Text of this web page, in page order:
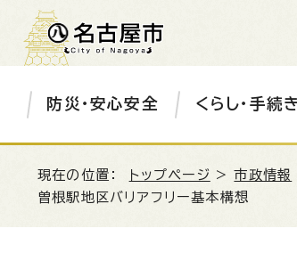
防災・安心安全 くらし・手続き
現在の位置： トップページ >市政情報
曽根駅地区バリアフリー基本構想